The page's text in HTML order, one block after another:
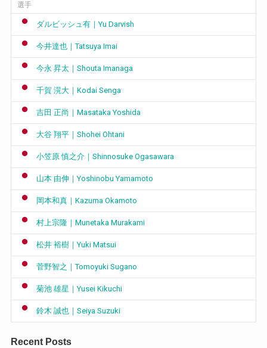
選手
ダルビッシュ有｜Yu Darvish
今井達也｜Tatsuya Imai
今永 昇太｜Shouta Imanaga
千賀 滉大｜Kodai Senga
吉田 正尚｜Masataka Yoshida
大谷 翔平｜Shohei Ohtani
小笠原 慎之介｜Shinnosuke Ogasawara
山本 由伸｜Yoshinobu Yamamoto
岡本和真｜Kazuma Okamoto
村上宗隆｜Munetaka Murakami
松井 裕樹｜Yuki Matsui
菅野智之｜Tomoyuki Sugano
菊池 雄星｜Yusei Kikuchi
鈴木 誠也｜Seiya Suzuki
Recent Posts